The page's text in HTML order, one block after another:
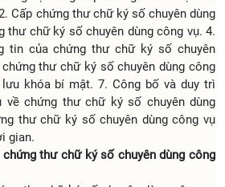
Cấp chứng thư chữ ký số chuyên dùng
thư chữ ký số chuyên dùng công vụ. 4.
tin của chứng thư chữ ký số chuyên
thư chữ ký số chuyên dùng công
khóa bí mật. 7. Công bố và duy trì
chứng thư chữ ký số chuyên dùng
thư chữ ký số chuyên dùng công vụ
gian.
thư chữ ký số chuyên dùng công